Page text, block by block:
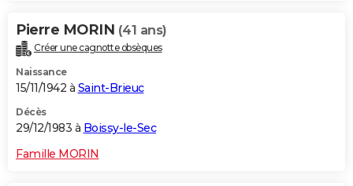
Pierre MORIN (41 ans)
Créer une cagnotte obsèques
Naissance
15/11/1942 à Saint-Brieuc
Décès
29/12/1983 à Boissy-le-Sec
Famille MORIN